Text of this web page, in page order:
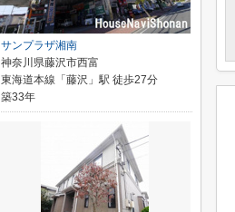
サンプラザ湘南
神奈川県藤沢市西富
東海道本線「藤沢」駅 徒歩27分
築33年